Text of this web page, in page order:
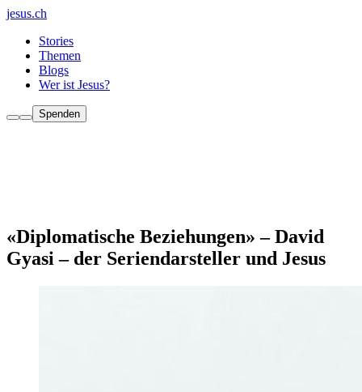
jesus.ch
Stories
Themen
Blogs
Wer ist Jesus?
Spenden
«Diplomatische Beziehungen» – David
Gyasi – der Seriendarsteller und Jesus